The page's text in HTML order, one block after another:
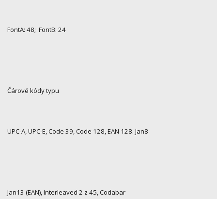
FontA: 48; FontB: 24
Čárové kódy typu
UPC-A, UPC-E, Code 39, Code 128, EAN 128. Jan8
Jan13 (EAN), Interleaved 2 z 45, Codabar